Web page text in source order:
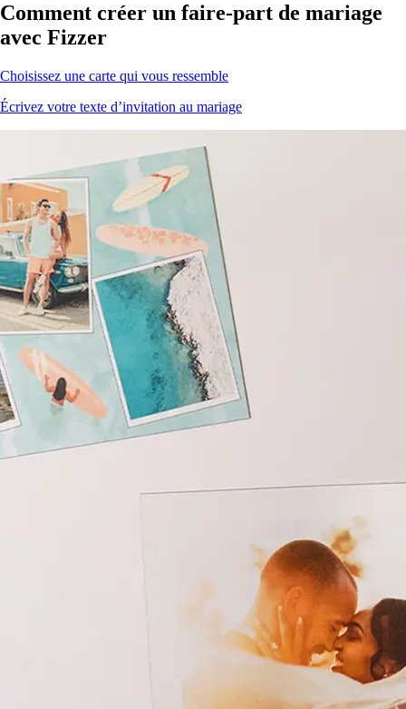
Comment créer un faire-part de mariage
avec Fizzer
Choisissez une carte qui vous ressemble
Écrivez votre texte d’invitation au mariage